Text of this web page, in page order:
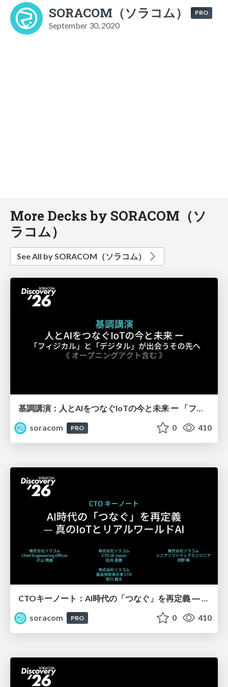
SORACOM（ソラコム） PRO
September 30, 2020
More Decks by SORACOM（ソ
ラコム）
See All by SORACOM（ソラコム）
基調講演：人とAIをつなぐIoTの今と未来 ー 「フィジカル」と「デジタル」が出会うその先へ【SORACOM Discovery 2026】
soracom
PRO 0 410
soracom
PRO 0 410